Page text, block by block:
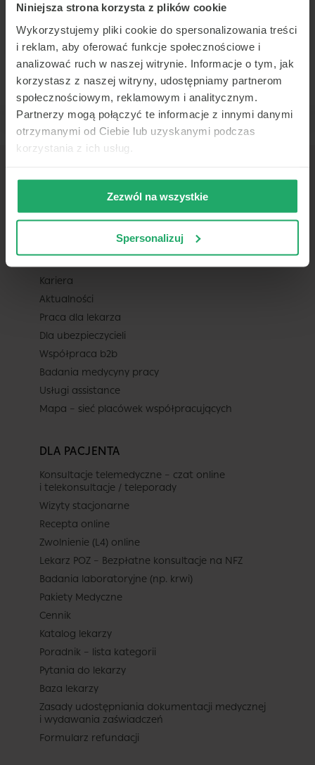
Niniejsza strona korzysta z plików cookie
Wykorzystujemy pliki cookie do spersonalizowania treści
i reklam, aby oferować funkcje społecznościowe i
analizować ruch w naszej witrynie. Informacje o tym, jak
korzystasz z naszej witryny, udostępniamy partnerom
społecznościowym, reklamowym i analitycznym.
Partnerzy mogą połączyć te informacje z innymi danymi
otrzymanymi od Ciebie lub uzyskanymi podczas
korzystania z ich usług.
Zezwól na wszystkie
Spersonalizuj
TELEMEDI
Kariera
Aktualności
Praca dla lekarza
Dla ubezpieczycieli
Współpraca b2b
Badania medycyny pracy
Usługi assistance
Mapa – sieć placówek współpracujących
DLA PACJENTA
Konsultacje telemedyczne – czat online
i telekonsultacje / teleporady
Wizyty stacjonarne
Recepta online
Zwolnienie (L4) online
Lekarz POZ – Bezpłatne konsultacje na NFZ
Badania laboratoryjne (np. krwi)
Pakiety Medyczne
Cennik
Katalog lekarzy
Poradnik – lista kategorii
Pytania do lekarzy
Baza lekarzy
Zasady udostępniania dokumentacji medycznej
i wydawania zaświadczeń
Formularz refundacji